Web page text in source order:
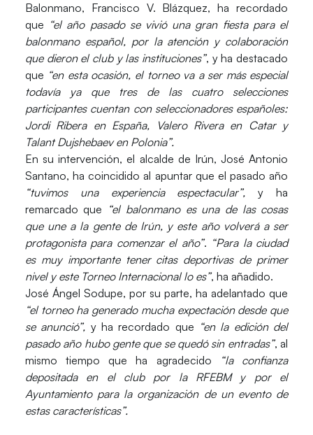
Balonmano, Francisco V. Blázquez, ha recordado
que “el año pasado se vivió una gran fiesta para el
balonmano español, por la atención y colaboración
que dieron el club y las instituciones”, y ha destacado
que “en esta ocasión, el torneo va a ser más especial
todavía ya que tres de las cuatro selecciones
participantes cuentan con seleccionadores españoles:
Jordi Ribera en España, Valero Rivera en Catar y
Talant Dujshebaev en Polonia”.
En su intervención, el alcalde de Irún,José Antonio
Santano, ha coincidido al apuntar que el pasado año
“tuvimos una experiencia espectacular”, y ha
remarcado que “el balonmano es una de las cosas
que une a la gente de Irún, y este año volverá a ser
protagonista para comenzar el año”. “Para la ciudad
es muy importante tener citas deportivas de primer
nivel y este Torneo Internacional lo es”, ha añadido.
José Ángel Sodupe, por su parte, ha adelantado que
“el torneo ha generado mucha expectación desde que
se anunció”, y ha recordado que “en la edición del
pasado año hubo gente que se quedó sin entradas”, al
mismo tiempo que ha agradecido
“la confianza
depositada en el club por la RFEBM y por el
Ayuntamiento para la organización de un evento de
estas características”.